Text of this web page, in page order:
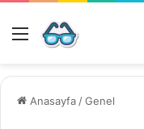
Menü
Anasayfa /Genel